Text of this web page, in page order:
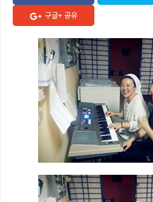
구글+ 공유